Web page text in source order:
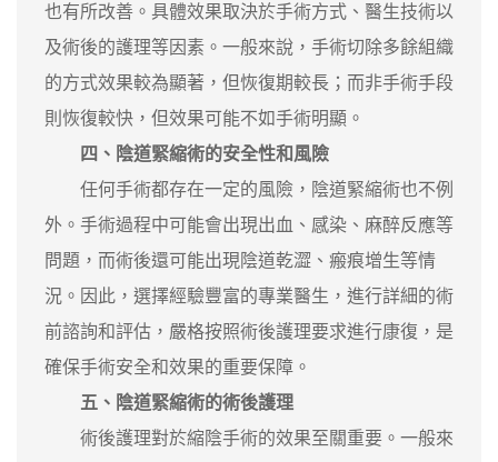
也有所改善。具體效果取決於手術方式、醫生技術以
及術後的護理等因素。一般來說，手術切除多餘組織
的方式效果較為顯著，但恢復期較長；而非手術手段
則恢復較快，但效果可能不如手術明顯。
四、陰道緊縮術的安全性和風險
任何手術都存在一定的風險，陰道緊縮術也不例
外。手術過程中可能會出現出血、感染、麻醉反應等
問題，而術後還可能出現陰道乾澀、瘢痕增生等情
況。因此，選擇經驗豐富的專業醫生，進行詳細的術
前諮詢和評估，嚴格按照術後護理要求進行康復，是
確保手術安全和效果的重要保障。
五、陰道緊縮術的術後護理
術後護理對於縮陰手術的效果至關重要。一般來